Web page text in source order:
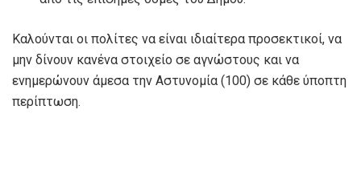
Καλούνται οι πολίτες να είναι ιδιαίτερα προσεκτικοί, να
μην δίνουν κανένα στοιχείο σε αγνώστους και να
ενημερώνουν άμεσα την Αστυνομία (100) σε κάθε ύποπτη
περίπτωση.